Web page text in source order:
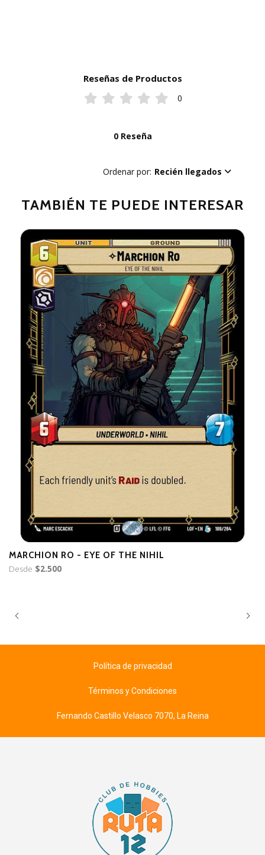
Reseñas de Productos
0
0 Reseña
Ordenar por: Recién llegados
TAMBIÉN TE PUEDE INTERESAR
MARCHION RO - EYE OF THE NIHIL
Desde $2.500
Política de privacidad
Términos y Condiciones
Fernando Castillo Velasco 7070, La Reina